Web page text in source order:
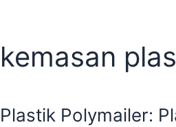
kemasan
Plastik Polymailer: